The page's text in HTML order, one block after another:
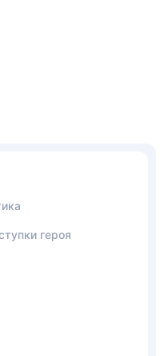
героя